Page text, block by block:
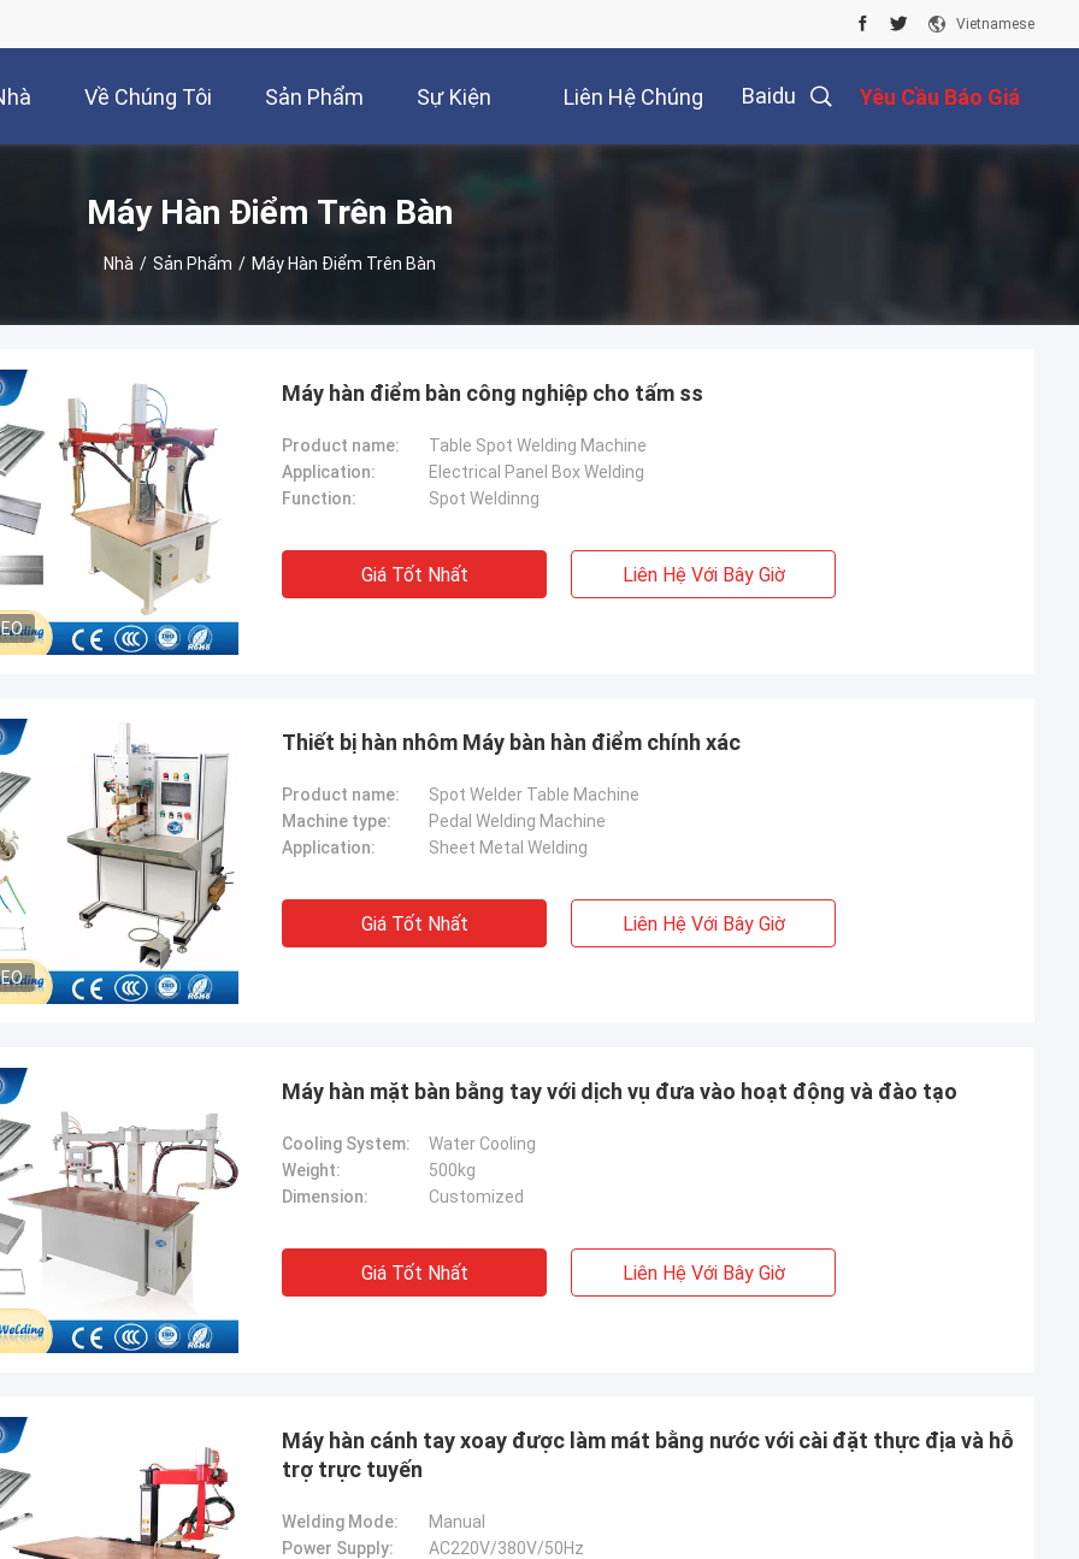
Vietnamese
Về Chúng Tôi Sản Phẩm Sự Kiện Liên Hệ Chúng Baidu Yêu Cầu Báo Giá
Máy Hàn Điểm Trên Bàn
Nhà / Sản Phẩm / Máy Hàn Điểm Trên Bàn
này được một người bạn giới
khi mua, tôi thấy rằng chất
tốt, bề mặt mịn màng, không có
Kris Czurczak từ Ba Lan
chi tiết hơn về công ty của bạn. Nếu bạn
cần một ví dụ cụ thể hơn hoặc tùy chỉnh
Máy hàn điểm bàn công nghiệp cho tấm ss
Product name:
Table Spot Welding Machine
Application:
Electrical Panel Box Welding
Function:
Spot Weldinng
Giá Tốt Nhất Liên Hệ Với Bây Giờ
Thiết bị hàn nhôm Máy bàn hàn điểm chính xác
Product name:
Spot Welder Table Machine
Machine type:
Pedal Welding Machine
Application:
Sheet Metal Welding
Giá Tốt Nhất Liên Hệ Với Bây Giờ
Máy hàn mặt bàn bằng tay với dịch vụ đưa vào hoạt động và đào tạo
Cooling System:
Water Cooling
Weight:
500kg
Dimension:
Customized
Giá Tốt Nhất Liên Hệ Với Bây Giờ
Máy hàn cánh tay xoay được làm mát bằng nước với cài đặt thực địa và hỗ
trợ trực tuyến
Welding Mode:
Manual
Power Supply:
AC220V/380V/50Hz